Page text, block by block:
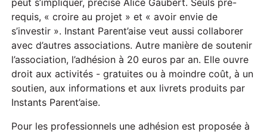
peut s’impliquer, précise Alice Gaubert. Seuls pré-
requis, « croire au projet » et « avoir envie de
s’investir ». Instant Parent’aise veut aussi collaborer
avec d’autres associations. Autre manière de soutenir
l’association, l’adhésion à 20 euros par an. Elle ouvre
droit aux activités - gratuites ou à moindre coût, à un
soutien, aux informations et aux livrets produits par
Instants Parent’aise.
Pour les professionnels une adhésion est proposée à